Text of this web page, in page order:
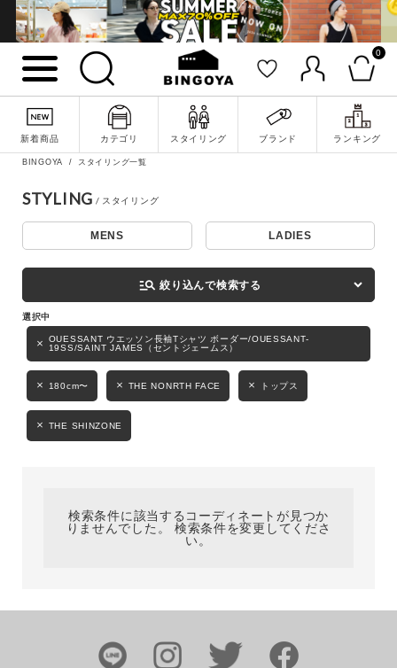
0
新着商品 カテゴリ スタイリング ブランド ランキング
詳細検索
キーワード
性別
BINGOYA スタイリング一覧
STYLING
MENS LADIES
manage_search 絞り込んで検索する
OUESSANT ウエッソン長袖Tシャツ ボーダー/OUESSANT-
19SS/SAINT JAMES（セントジェームス）
180cm〜 THE NONRTH FACE トップス
THE SHINZONE
検索条件に該当するコーディネートが見つか
りませんでした。 検索条件を変更してくださ
い。